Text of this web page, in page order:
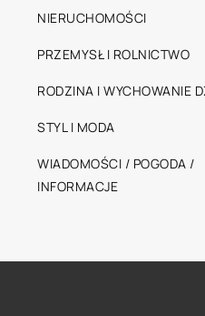
NIERUCHOMOŚCI
PRZEMYSŁ I ROLNICTWO
RODZINA I WYCHOWANIE
STYL I MODA
WIADOMOŚCI / POGODA /
INFORMACJE